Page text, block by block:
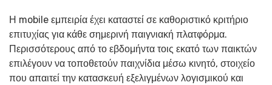
Η mobile εμπειρία έχει καταστεί σε καθοριστικό κριτήριο
επιτυχίας για κάθε σημερινή παιγνιακή πλατφόρμα.
Περισσότερους από το εβδομήντα τοις εκατό των παικτών
επιλέγουν να τοποθετούν παιχνίδια μέσω κινητό, στοιχείο
που απαιτεί την κατασκευή εξελιγμένων λογισμικού και